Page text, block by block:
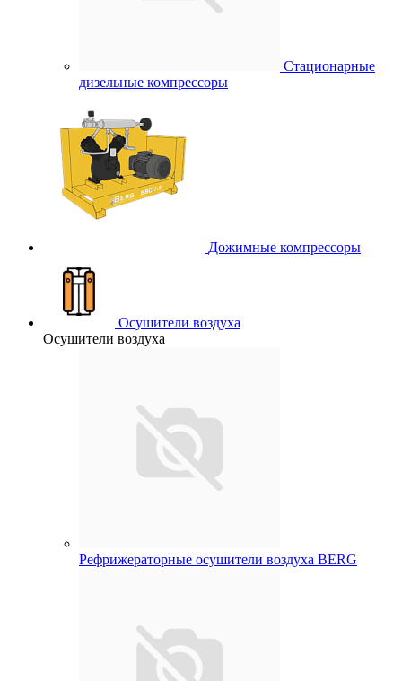
Стационарные
дизельные компрессоры
Дожимные компрессоры
Осушители воздуха
Осушители воздуха
Рефрижераторные осушители воздуха BERG